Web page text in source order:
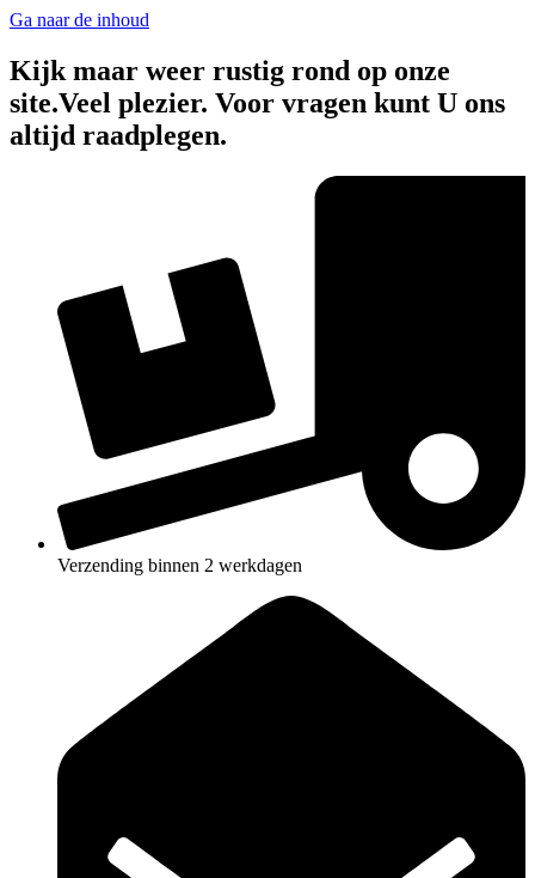
Ga naar de inhoud
Kijk maar weer rustig rond op onze
site.Veel plezier. Voor vragen kunt U ons
altijd raadplegen.
Verzending binnen 2 werkdagen